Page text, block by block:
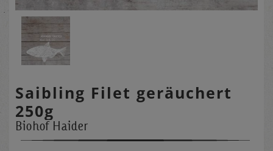
Saibling Filet geräuchert
250g
Biohof Haider